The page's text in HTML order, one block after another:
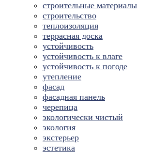
строительные материалы
строительство
теплоизоляция
террасная доска
устойчивость
устойчивость к влаге
устойчивость к погоде
утепление
фасад
фасадная панель
черепица
экологически чистый
экология
экстерьер
эстетика